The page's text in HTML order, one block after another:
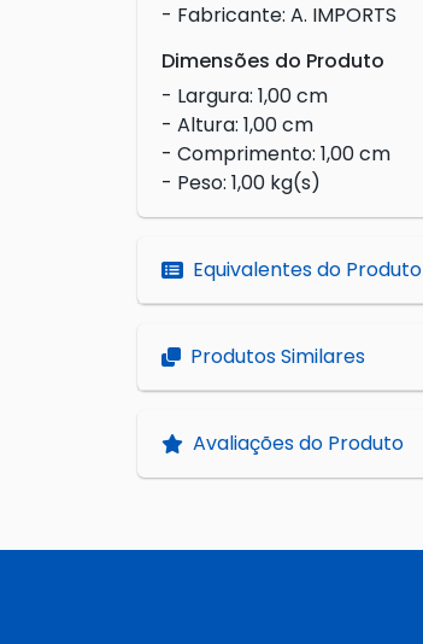
- Fabricante: A. IMPORTS
Dimensões do Produto
- Largura: 1,00 cm
- Altura: 1,00 cm
- Comprimento: 1,00 cm
- Peso: 1,00 kg(s)
Equivalentes do Produto
Produtos Similares
Avaliações do Produto